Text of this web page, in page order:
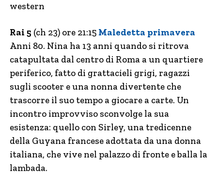
western
Rai 5 (ch 23) ore 21:15 Maledetta primavera
Anni 80. Nina ha 13 anni quando si ritrova
catapultata dal centro di Roma a un quartiere
periferico, fatto di grattacieli grigi, ragazzi
sugli scooter e una nonna divertente che
trascorre il suo tempo a giocare a carte. Un
incontro improvviso sconvolge la sua
esistenza: quello con Sirley, una tredicenne
della Guyana francese adottata da una donna
italiana, che vive nel palazzo di fronte e balla la
lambada.